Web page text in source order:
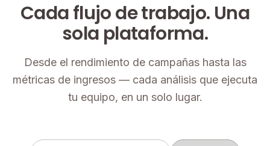
Cada flujo de trabajo. Una
sola plataforma.
Desde el rendimiento de campañas hasta las
métricas de ingresos — cada análisis que ejecuta
tu equipo, en un solo lugar.